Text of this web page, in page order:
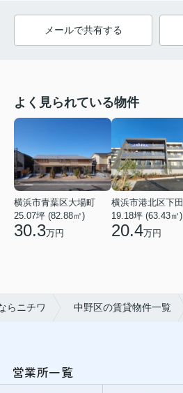
メールで共有する
よく見られている物件
横浜市青葉区大場町
25.07坪 (82.88㎡)
30.3万円
19.18坪 (63.43㎡)
20.4万円
らニチワ 中野区の賃貸物件一覧
営業所一覧